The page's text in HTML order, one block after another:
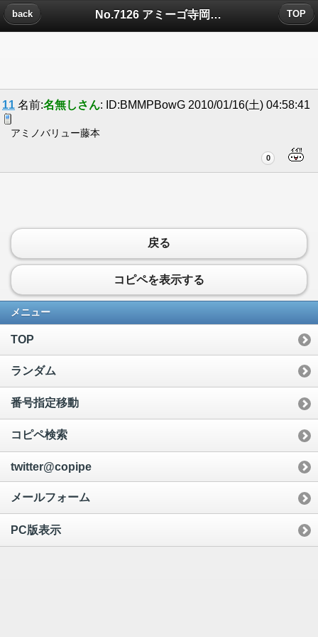
No.7126 アミーゴ寺岡についたコメント
back TOP
11 名前:名無しさん: ID:BMMPBowG 2010/01/16(土) 04:58:41
アミノバリュー藤本
0
戻る
コピペを表示する
メニュー
TOP
ランダム
番号指定移動
コピペ検索
twitter@copipe
メールフォーム
PC版表示